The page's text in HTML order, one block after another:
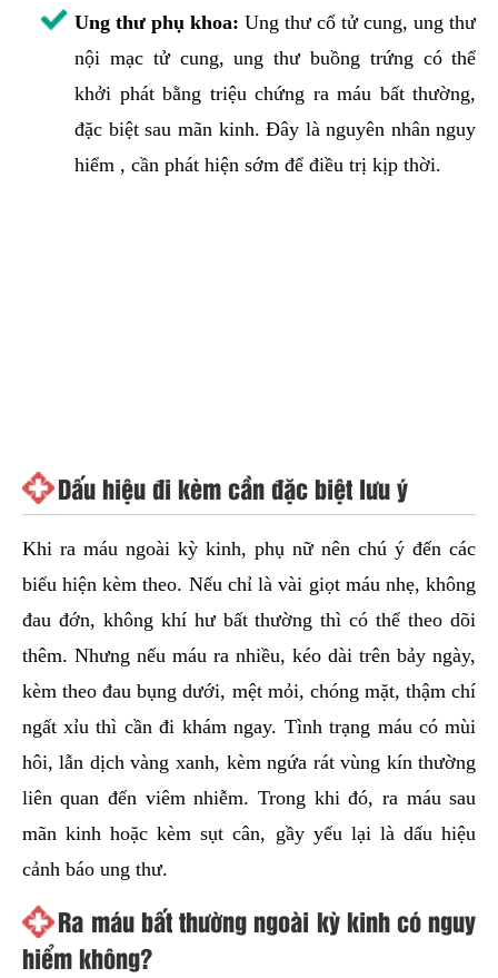
Ung thư phụ khoa: Ung thư cổ tử cung, ung thư
nội mạc tử cung, ung thư buồng trứng có thể
khởi phát bằng triệu chứng ra máu bất thường,
đặc biệt sau mãn kinh. Đây là nguyên nhân nguy
hiểm , cần phát hiện sớm để điều trị kịp thời.
Dấu hiệu đi kèm cần đặc biệt lưu ý
Khi ra máu ngoài kỳ kinh, phụ nữ nên chú ý đến các
biểu hiện kèm theo. Nếu chỉ là vài giọt máu nhẹ, không
đau đớn, không khí hư bất thường thì có thể theo dõi
thêm. Nhưng nếu máu ra nhiều, kéo dài trên bảy ngày,
kèm theo đau bụng dưới, mệt mỏi, chóng mặt, thậm chí
ngất xỉu thì cần đi khám ngay. Tình trạng máu có mùi
hôi, lẫn dịch vàng xanh, kèm ngứa rát vùng kín thường
liên quan đến viêm nhiễm. Trong khi đó, ra máu sau
mãn kinh hoặc kèm sụt cân, gầy yếu lại là dấu hiệu
cảnh báo ung thư.
Ra máu bất thường ngoài kỳ kinh có nguy
hiểm không?